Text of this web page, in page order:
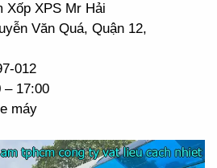
Xốp XPS Mr Hải
Văn Quá, Quận 12,
012
17:00
máy